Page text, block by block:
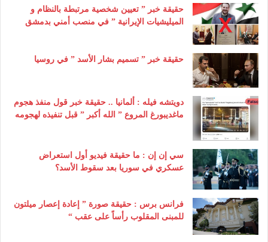
حقيقة خبر ” تعيين شخصية مرتبطة بالنظام و
الميليشيات الإيرانية ” في منصب أمني بدمشق
حقيقة خبر ” تسميم بشار الأسد ” في روسيا
دويتشه فيله : ألمانيا .. حقيقة خبر قول منفذ هجوم
ماغديبورغ المروع ” الله أكبر ” قبل تنفيذه لهجومه
سي إن إن : ما حقيقة فيديو أول استعراض
عسكري في سوريا بعد سقوط الأسد؟
فرانس برس : حقيقة صورة ” إعادة إعصار ميلتون
للمبنى المقلوب رأساً على عقب “